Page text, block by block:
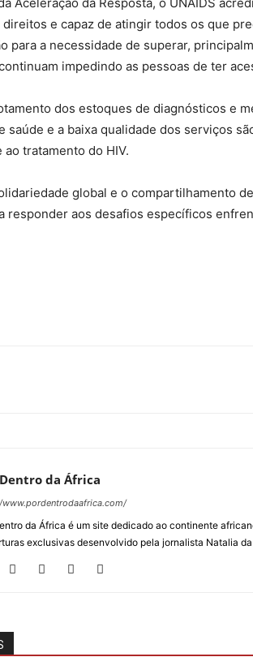
e capaz de atingir todos os que
para a necessidade de superar,
impedindo as pessoas de ter
dos estoques de diagnósticos e
saúde e a baixa qualidade dos serviços
tratamento do HIV.
global e o compartilhamento
responder aos desafios específicos
da África
da África é um site dedicado ao continente
exclusivas desenvolvido pela jornalista Natalia